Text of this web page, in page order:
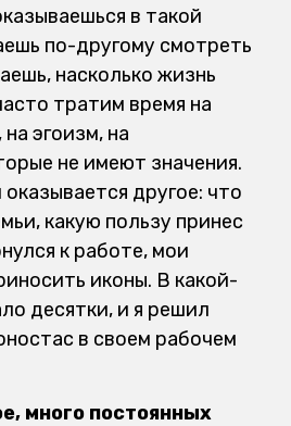
в такой
по-другому смотреть
насколько жизнь
тратим время на
эгоизм, на
не имеют значения.
другое: что
какую пользу принес
к работе, мои
иконы. В какой-
десятки, и я решил
в своем рабочем
много постоянных